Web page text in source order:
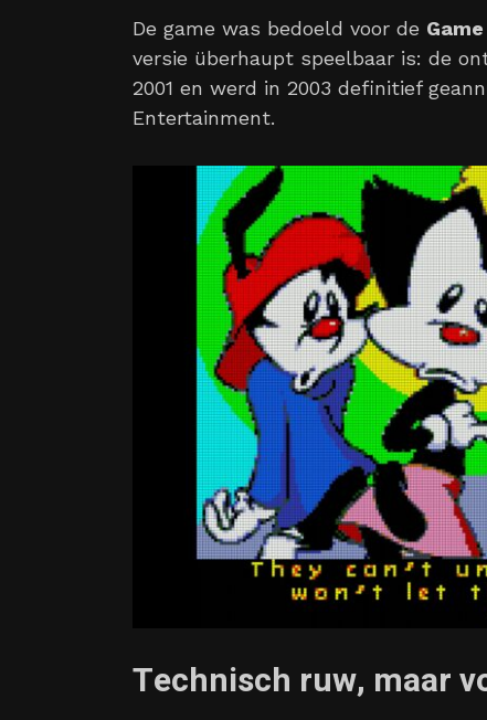
De game was bedoeld voor de
versie überhaupt speelbaar is: de
2001 en werd in 2003 definitief
Entertainment.
Technisch ruw, maar